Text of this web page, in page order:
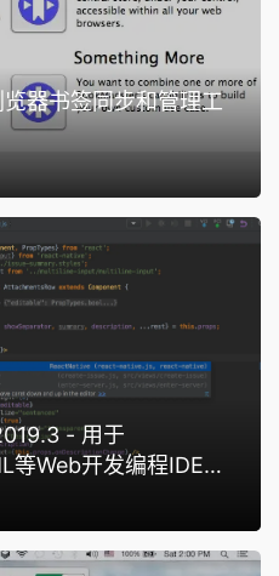
- 用于
Web开发编程IDE工